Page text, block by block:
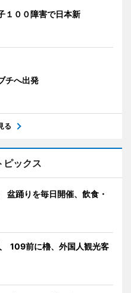
１００障害で日本新
チへ出発
る
ピックス
踊りを毎日開催、飲食・
109前に櫓、外国人観光客